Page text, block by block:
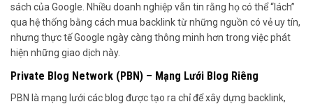
sách của Google. Nhiều doanh nghiệp vẫn tin rằng họ có thể “lách”
qua hệ thống bằng cách mua backlink từ những nguồn có vẻ uy tín,
nhưng thực tế Google ngày càng thông minh hơn trong việc phát
hiện những giao dịch này.
Private Blog Network (PBN) – Mạng Lưới Blog Riêng
PBN là mạng lưới các blog được tạo ra chỉ để xây dựng backlink,